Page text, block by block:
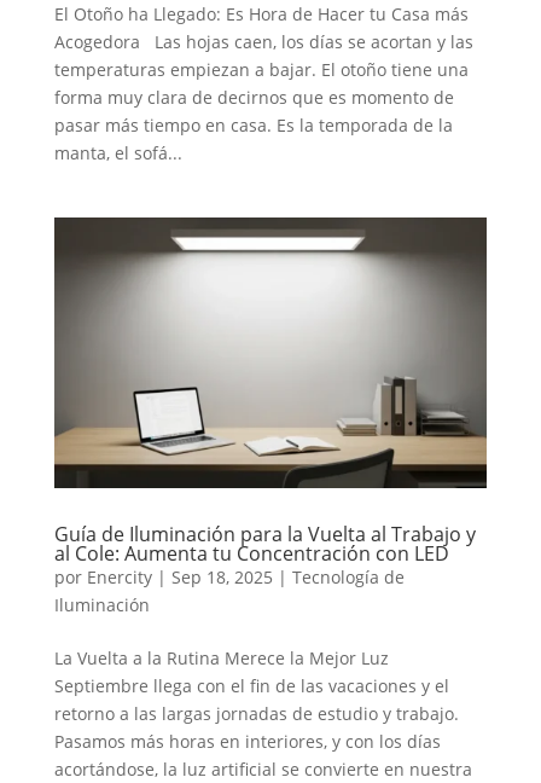
El Otoño ha Llegado: Es Hora de Hacer tu Casa más
Acogedora Las hojas caen, los días se acortan y las
temperaturas empiezan a bajar. El otoño tiene una
forma muy clara de decirnos que es momento de
pasar más tiempo en casa. Es la temporada de la
manta, el sofá...
Guía de Iluminación para la Vuelta al Trabajo y
al Cole: Aumenta tu Concentración con LED
por Enercity| Sep 18, 2025 | Tecnología de
Iluminación
La Vuelta a la Rutina Merece la Mejor Luz
Septiembre llega con el fin de las vacaciones y el
retorno a las largas jornadas de estudio y trabajo.
Pasamos más horas en interiores, y con los días
acortándose, la luz artificial se convierte en nuestra